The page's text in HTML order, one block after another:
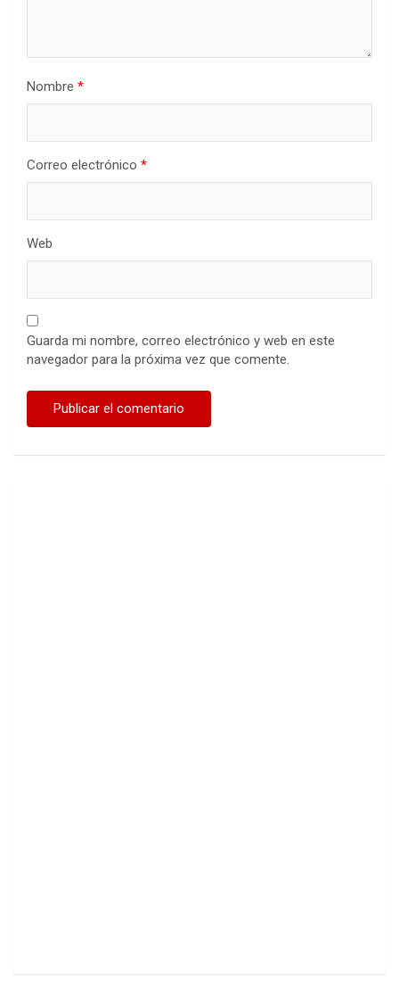
Nombre *
Correo electrónico *
Web
Guarda mi nombre, correo electrónico y web en este
navegador para la próxima vez que comente.